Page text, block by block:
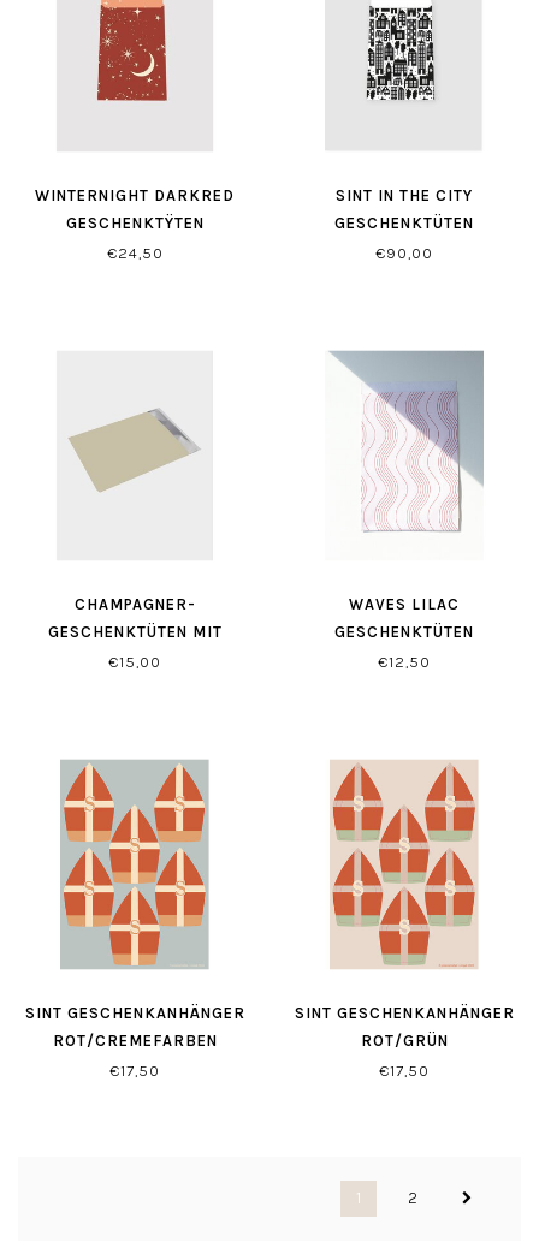
WINTERNIGHT DARKRED
GESCHENKTŸTEN
€24,50
SINT IN THE CITY
GESCHENKTÜTEN
SCHWARZ/WEISS
€90,00
CHAMPAGNER-
GESCHENKTÜTEN MIT
SELBSTVERSCHLUSS
€15,00
WAVES LILAC
GESCHENKTÜTEN
€12,50
SINT GESCHENKANHÄNGER
ROT/CREMEFARBEN
€17,50
SINT GESCHENKANHÄNGER
ROT/GRÜN
€17,50
1 2